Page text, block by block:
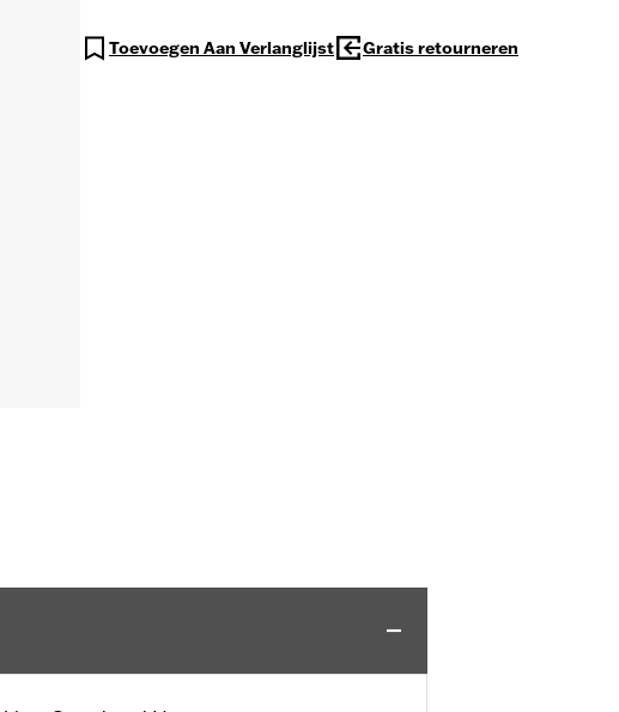
Toevoegen Aan Verlanglijst Gratis retourneren